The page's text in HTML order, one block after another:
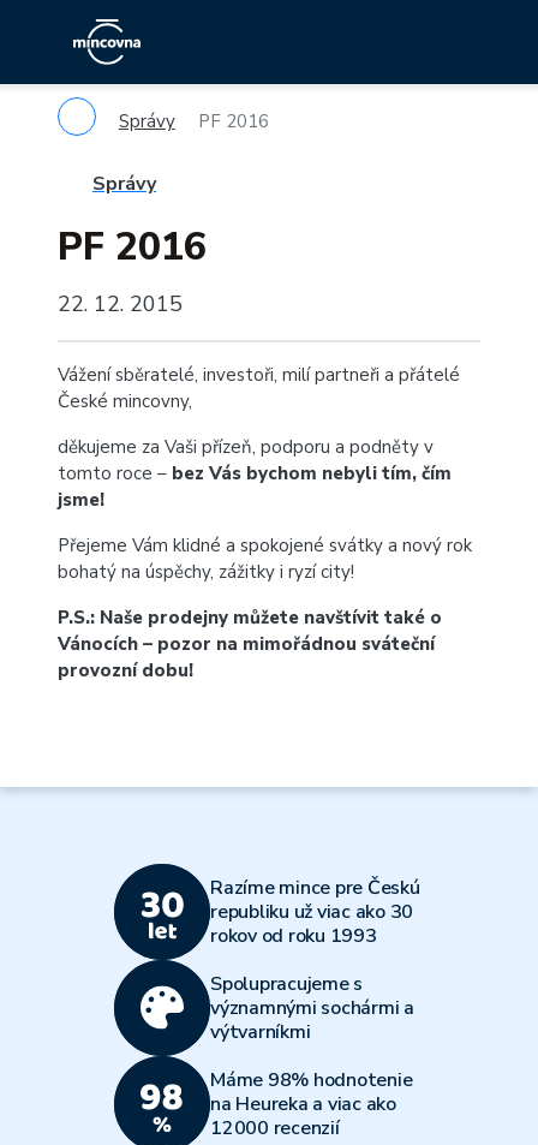
Správy PF 2016
Správy
PF 2016
22. 12. 2015
Vážení sběratelé, investoři, milí partneři a přátelé
České mincovny,
děkujeme za Vaši přízeň, podporu a podněty v
tomto roce – bez Vás bychom nebyli tím, čím
jsme!
Přejeme Vám klidné a spokojené svátky a nový rok
bohatý na úspěchy, zážitky i ryzí city!
P.S.: Naše prodejny můžete navštívit také o
Vánocích – pozor na mimořádnou sváteční
provozní dobu!
Razíme mince pre Českú
republiku už viac ako 30
rokov od roku 1993
Spolupracujeme s
významnými sochármi a
výtvarníkmi
Máme 98% hodnotenie
na Heureka a viac ako
12000 recenzií